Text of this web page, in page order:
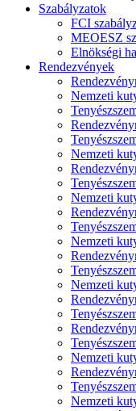
Szabályzatok
FCI
MEOESZ
Elnökségi
Rendezvények
Nemzeti
Nemzeti
Nemzeti
Nemzeti
Nemzeti
Nemzeti
Nemzeti